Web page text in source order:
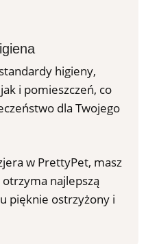
higieny,
i pomieszczeń, co
dla Twojego
w PrettyPet, masz
najlepszą
pięknie ostrzyżony i